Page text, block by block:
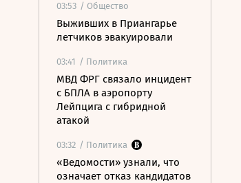
03:53 / Общество
Выживших в Приангарье
летчиков эвакуировали
03:41 / Политика
МВД ФРГ связало инцидент
с БПЛА в аэропорту
Лейпцига с гибридной
атакой
03:32 / Политика
«Ведомости» узнали, что
означает отказ кандидатов